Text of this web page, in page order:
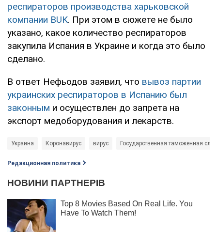
респираторов производства харьковской
компании BUK. При этом в сюжете не было
указано, какое количество респираторов
закупила Испания в Украине и когда это было
сделано.
В ответ Нефьодов заявил, что вывоз партии
украинских респираторов в Испанию был
законным и осуществлен до запрета на
экспорт медоборудования и лекарств.
Украина Коронавирус вирус Государственная таможенная
Редакционная политика